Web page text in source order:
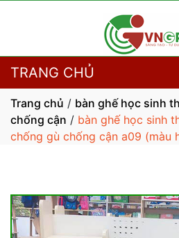
TRANG CHỦ
Trang chủ / bàn ghế học sinh
chống cận / bàn ghế học sinh
chống gù chống cận a09 (màu